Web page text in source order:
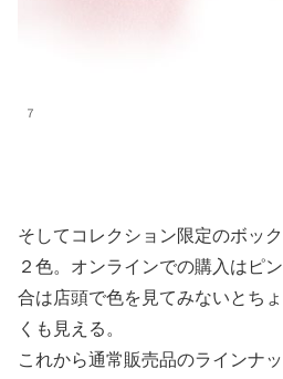
７
そしてコレクション限定のボッ
２色。オンラインでの購入はピ
合は店頭で色を見てみないとち
くも見える。
これから通常販売品のラインナ